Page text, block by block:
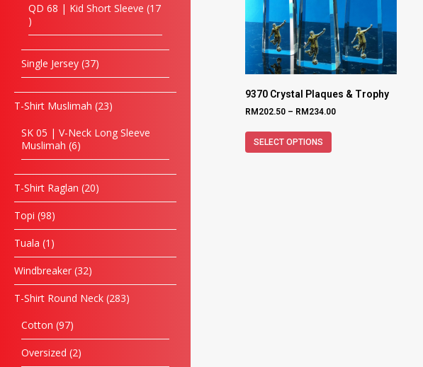
QD 68 | Kid Short Sleeve 17
Single Jersey 37
T-Shirt Muslimah 23
SK 05 | V-Neck Long Sleeve
Muslimah 6
T-Shirt Raglan 20
Topi 98
Tuala 1
Windbreaker 32
T-Shirt Round Neck 283
Cotton 97
Oversized 2
9370 Crystal Plaques & Trophy
RM 202.50 – RM 234.00
SELECT OPTIONS